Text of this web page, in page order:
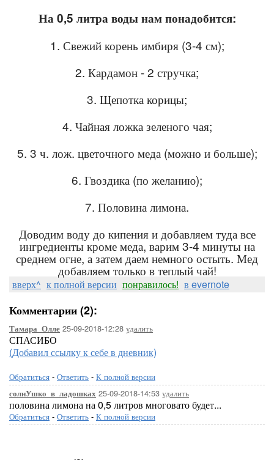
На 0,5 литра воды нам понадобится:
1. Свежий корень имбиря (3-4 см);
2. Кардамон - 2 стручка;
3. Щепотка корицы;
4. Чайная ложка зеленого чая;
5. 3 ч. лож. цветочного меда (можно и больше);
6. Гвоздика (по желанию);
7. Половина лимона.
Доводим воду до кипения и добавляем туда все
ингредиенты кроме меда, варим 3-4 минуты на
среднем огне, а затем даем немного остыть. Мед
добавляем только в теплый чай!
вверх^ к полной версии понравилось! в evernote
Комментарии (2):
Тамара_Олле 25-09-2018-12:28 удалить
СПАСИБО
(Добавил ссылку к себе в дневник)
Обратиться - Ответить - К полной версии
солнУшко_в_ладошках 25-09-2018-14:53 удалить
половина лимона на 0,5 литров многовато будет...
Обратиться - Ответить - К полной версии